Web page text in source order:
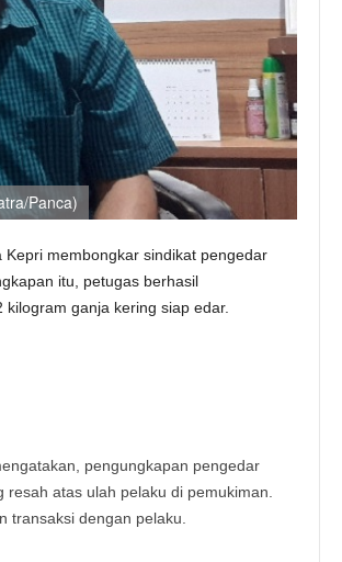
Panca)
membongkar sindikat pengedar
itu, petugas berhasil
ganja kering siap edar.
pengungkapan pengedar
atas ulah pelaku di pemukiman.
transaksi dengan pelaku.